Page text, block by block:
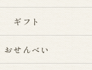
ギフト
おせんべい